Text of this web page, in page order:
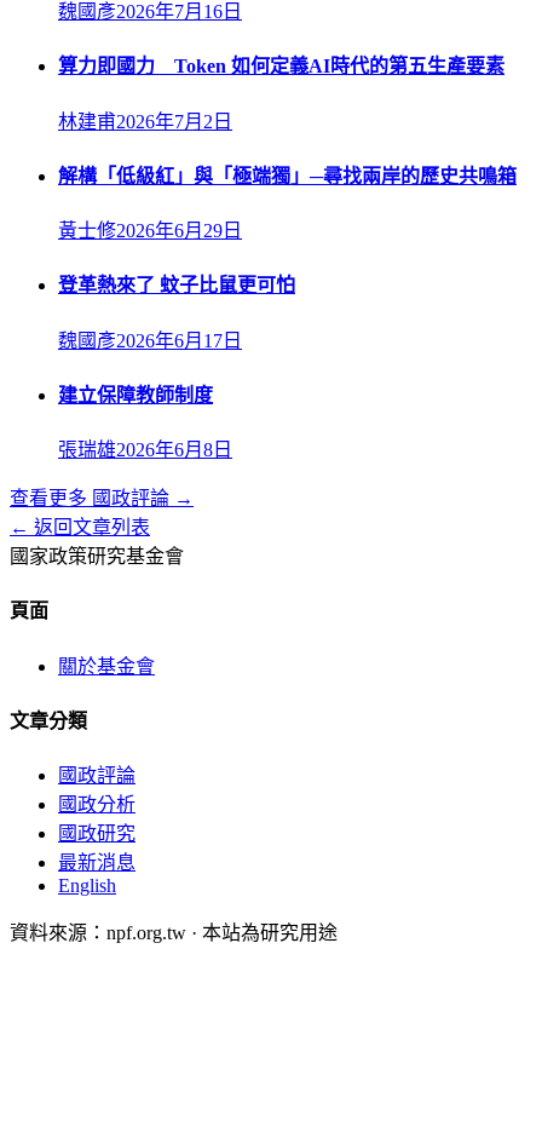
魏國彥2026年7月16日
算力即國力 Token 如何定義AI時代的第五生產要素
林建甫2026年7月2日
解構「低級紅」與「極端獨」─尋找兩岸的歷史共鳴箱
黃士修2026年6月29日
登革熱來了 蚊子比鼠更可怕
魏國彥2026年6月17日
建立保障教師制度
張瑞雄2026年6月8日
查看更多 國政評論 →
← 返回文章列表
國家政策研究基金會
頁面
關於基金會
文章分類
國政評論
國政分析
國政研究
最新消息
English
資料來源：npf.org.tw · 本站為研究用途